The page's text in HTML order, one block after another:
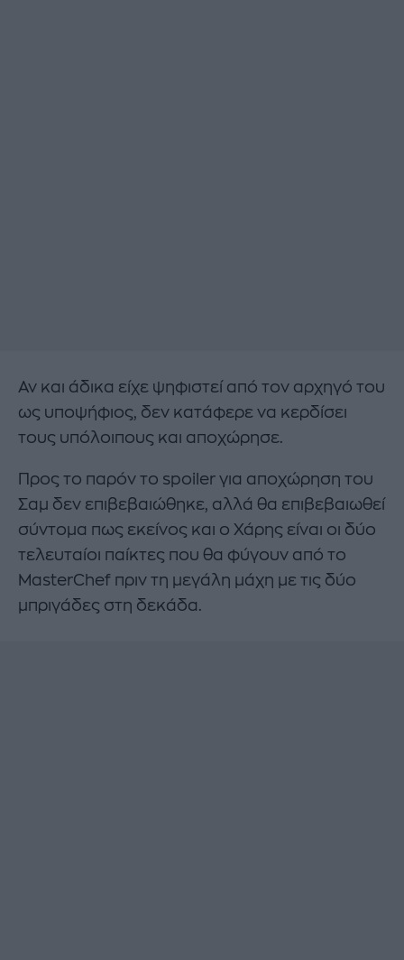
Αν και άδικα είχε ψηφιστεί από τον αρχηγό του
ως υποψήφιος, δεν κατάφερε να κερδίσει
τους υπόλοιπους και αποχώρησε.
Προς το παρόν το spoiler για αποχώρηση του
Σαμ δεν επιβεβαιώθηκε, αλλά θα επιβεβαιωθεί
σύντομα πως εκείνος και ο Χάρης είναι οι δύο
τελευταίοι παίκτες που θα φύγουν από το
MasterChef πριν τη μεγάλη μάχη με τις δύο
μπριγάδες στη δεκάδα.